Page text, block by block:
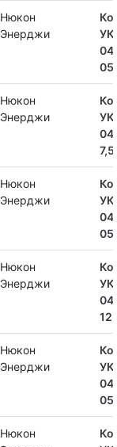
Нюкон
Энерджи
05
Нюкон
Энерджи
Нюкон
Энерджи
05
Нюкон
Энерджи
Нюкон
Энерджи
05
Нюкон